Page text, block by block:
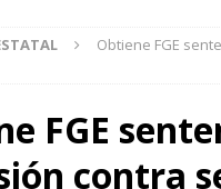
[ agosto 5, 2026 ]
[ agosto 6, 2026 ]
Aldama
Obtiene FGE
FGE
contra